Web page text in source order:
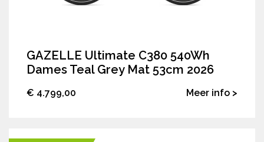
GAZELLE Ultimate C380 540Wh
Dames Teal Grey Mat 53cm 2026
€ 4.799,00 Meer info >